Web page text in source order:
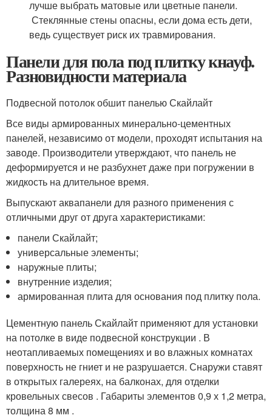
лучше выбрать матовые или цветные панели.
Стеклянные стены опасны, если дома есть дети,
ведь существует риск их травмирования.
Панели для пола под плитку кнауф.
Разновидности материала
Подвесной потолок обшит панелью Скайлайт
Все виды армированных минерально-цементных
панелей, независимо от модели, проходят испытания на
заводе. Производители утверждают, что панель не
деформируется и не разбухнет даже при погружении в
жидкость на длительное время.
Выпускают аквапанели для разного применения с
отличными друг от друга характеристиками:
панели Скайлайт;
универсальные элементы;
наружные плиты;
внутренние изделия;
армированная плита для основания под плитку пола.
Цементную панель Скайлайт применяют для установки
на потолке в виде подвесной конструкции . В
неотапливаемых помещениях и во влажных комнатах
поверхность не гниет и не разрушается. Снаружи ставят
в открытых галереях, на балконах, для отделки
кровельных свесов . Габариты элементов 0,9 х 1,2 метра,
толщина 8 мм .